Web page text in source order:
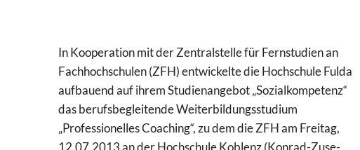
In Kooperation mit der Zentralstelle für Fernstudien an
Fachhochschulen (ZFH) entwickelte die Hochschule Fulda
aufbauend auf ihrem Studienangebot „Sozialkompetenz“
das berufsbegleitende Weiterbildungsstudium
„Professionelles Coaching“, zu dem die ZFH am Freitag,
12.07.2013 an der Hochschule Koblenz (Konrad-Zuse-